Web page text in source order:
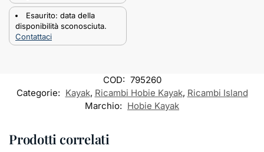
Esaurito: data della
disponibilità sconosciuta.
Contattaci
COD: 795260
Categorie: Kayak, Ricambi Hobie Kayak, Ricambi Island
Marchio: Hobie Kayak
Prodotti correlati